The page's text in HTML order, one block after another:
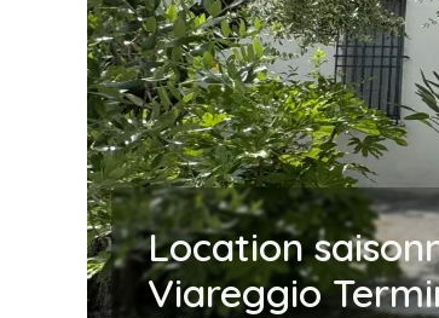
Location
Viareggio